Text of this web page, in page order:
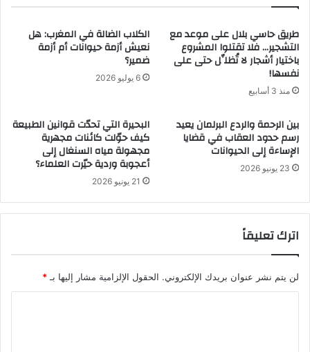
طريق حاسي بلال على موعد مع
التشجير… فلا تقتلوا المشروع
باختيار أشجار لا تُظلِّل حتى على
نفسها!
منذ 3 أسابيع
الكلاب الضالة في المغرب: هل
نعيش أزمة حيوانات أم أزمة
ضمير؟
6 يوليو 2026
بين الرحمة والردع البرلمان يعيد
رسم حدود العقاب في قضايا
الإساءة إلى الحيوانات
23 يونيو 2026
البحيرة التي تحدّت قوانين الطبيعة
كيف حوّلت كائنات مجهرية
مجهولة مياه السنغال إلى
أعجوبة وردية حيّرت العلماء؟
21 يونيو 2026
اترك تعليقاً
لن يتم نشر عنوان بريدك الإلكتروني. الحقول الإلزامية مشار إليها بـ*